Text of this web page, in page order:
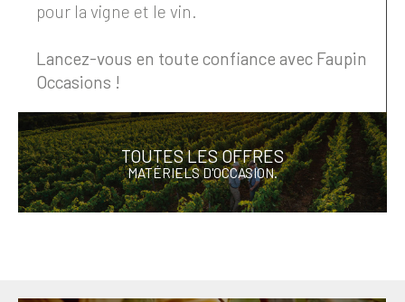
pour la vigne et le vin.
Lancez-vous en toute confiance avec Faupin
Occasions !
TOUTES LES OFFRES
MATÉRIELS D'OCCASION.